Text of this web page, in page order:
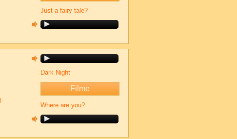
Just a fairy tale?
Dark Night
Filme
Where are you?